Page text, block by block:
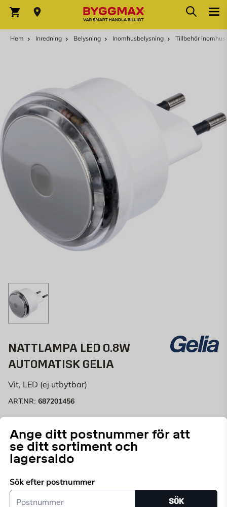
Ange ditt postnummer för att
se ditt sortiment och
lagersaldo
Sök efter postnummer
Postnummer
SÖK
Varukorg Sök
Hem Inredning Belysning Inomhusbelysning Tillbehör
NATTLAMPA LED 0.8W
AUTOMATISK GELIA
Vit, LED (ej utbytbar)
ART.NR: 687201456
nattlampan med automatik. Ansluts med
europastickpropp direkt i vägguttaget. Kallvitt ljus.
Endast för inomhusbruk, 230V, 50Hz.
Läs mer
Endast online
Angepostnummerför att se lagerstatus